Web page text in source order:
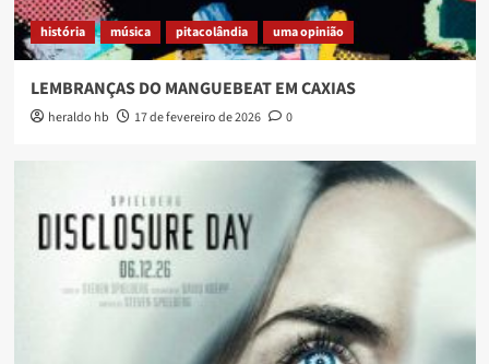
história música pitacolândia uma opinião
LEMBRANÇAS DO MANGUEBEAT EM CAXIAS
heraldo hb 17 de fevereiro de 2026 0